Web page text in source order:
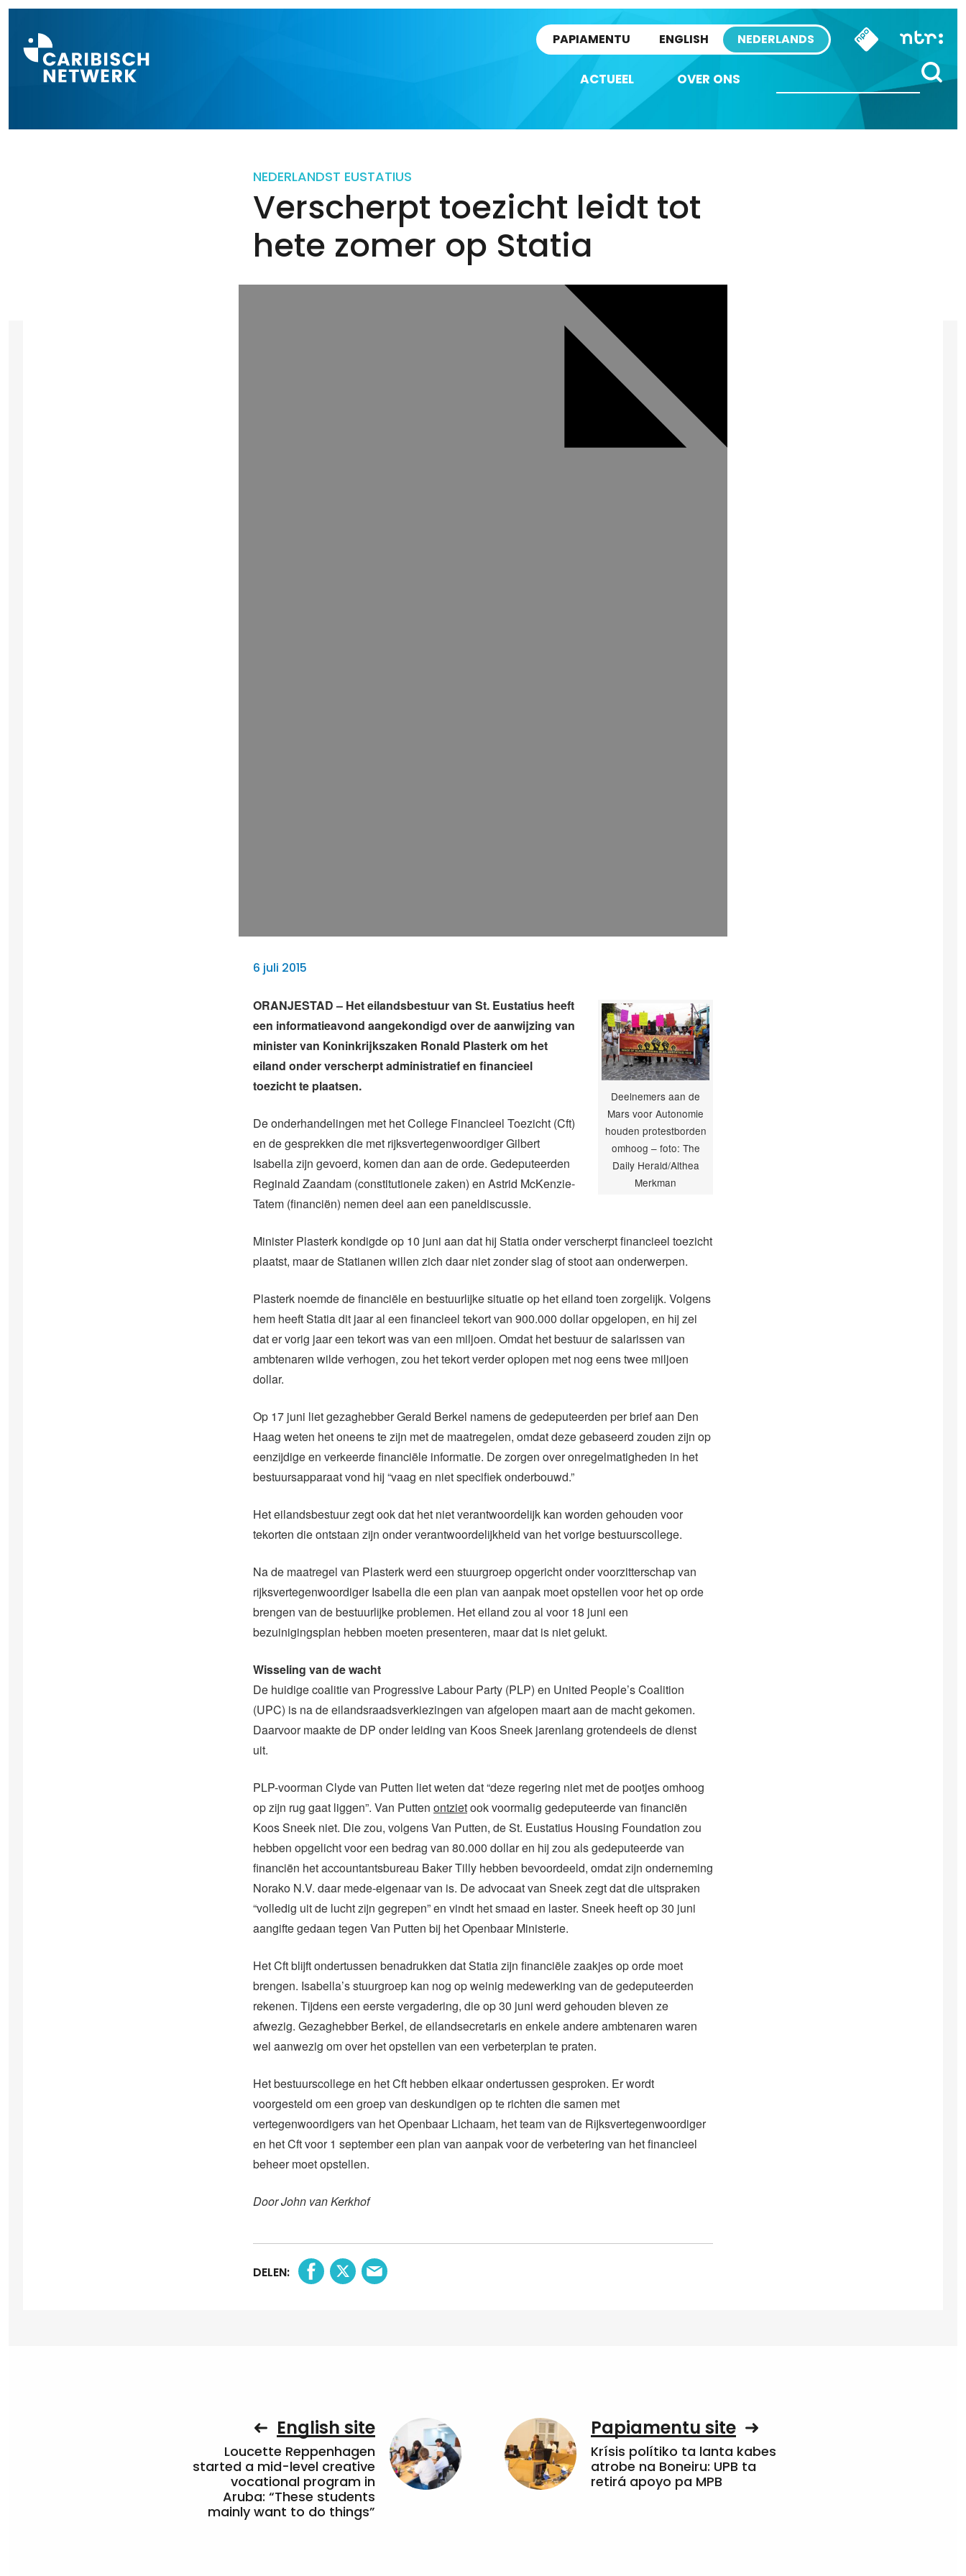
PAPIAMENTU ENGLISH NEDERLANDS
ACTUEEL OVER ONS
NEDERLANDST EUSTATIUS
Verscherpt toezicht leidt tot
hete zomer op Statia
6 juli 2015
Deelnemers aan de
Mars voor Autonomie
houden protestborden
omhoog – foto: The
Daily Herald/Althea
Merkman
ORANJESTAD – Het eilandsbestuur van St. Eustatius heeft
een informatieavond aangekondigd over de aanwijzing van
minister van Koninkrijkszaken Ronald Plasterk om het
eiland onder verscherpt administratief en financieel
toezicht te plaatsen.
De onderhandelingen met het College Financieel Toezicht (Cft)
en de gesprekken die met rijksvertegenwoordiger Gilbert
Isabella zijn gevoerd, komen dan aan de orde. Gedeputeerden
Reginald Zaandam (constitutionele zaken) en Astrid McKenzie-
Tatem (financiën) nemen deel aan een paneldiscussie.
Minister Plasterk kondigde op 10 juni aan dat hij Statia onder verscherpt financieel toezicht
plaatst, maar de Statianen willen zich daar niet zonder slag of stoot aan onderwerpen.
Plasterk noemde de financiële en bestuurlijke situatie op het eiland toen zorgelijk. Volgens
hem heeft Statia dit jaar al een financieel tekort van 900.000 dollar opgelopen, en hij zei
dat er vorig jaar een tekort was van een miljoen. Omdat het bestuur de salarissen van
ambtenaren wilde verhogen, zou het tekort verder oplopen met nog eens twee miljoen
dollar.
Op 17 juni liet gezaghebber Gerald Berkel namens de gedeputeerden per brief aan Den
Haag weten het oneens te zijn met de maatregelen, omdat deze gebaseerd zouden zijn op
eenzijdige en verkeerde financiële informatie. De zorgen over onregelmatigheden in het
bestuursapparaat vond hij “vaag en niet specifiek onderbouwd.”
Het eilandsbestuur zegt ook dat het niet verantwoordelijk kan worden gehouden voor
tekorten die ontstaan zijn onder verantwoordelijkheid van het vorige bestuurscollege.
Na de maatregel van Plasterk werd een stuurgroep opgericht onder voorzitterschap van
rijksvertegenwoordiger Isabella die een plan van aanpak moet opstellen voor het op orde
brengen van de bestuurlijke problemen. Het eiland zou al voor 18 juni een
bezuinigingsplan hebben moeten presenteren, maar dat is niet gelukt.
Wisseling van de wacht
De huidige coalitie van Progressive Labour Party (PLP) en United People’s Coalition
(UPC) is na de eilandsraadsverkiezingen van afgelopen maart aan de macht gekomen.
Daarvoor maakte de DP onder leiding van Koos Sneek jarenlang grotendeels de dienst
uit.
PLP-voorman Clyde van Putten liet weten dat “deze regering niet met de pootjes omhoog
op zijn rug gaat liggen”. Van Putten ontzietook voormalig gedeputeerde van financiën
Koos Sneek niet. Die zou, volgens Van Putten, de St. Eustatius Housing Foundation zou
hebben opgelicht voor een bedrag van 80.000 dollar en hij zou als gedeputeerde van
financiën het accountantsbureau Baker Tilly hebben bevoordeeld, omdat zijn onderneming
Norako N.V. daar mede-eigenaar van is. De advocaat van Sneek zegt dat die uitspraken
“volledig uit de lucht zijn gegrepen” en vindt het smaad en laster. Sneek heeft op 30 juni
aangifte gedaan tegen Van Putten bij het Openbaar Ministerie.
Het Cft blijft ondertussen benadrukken dat Statia zijn financiële zaakjes op orde moet
brengen. Isabella’s stuurgroep kan nog op weinig medewerking van de gedeputeerden
rekenen. Tijdens een eerste vergadering, die op 30 juni werd gehouden bleven ze
afwezig. Gezaghebber Berkel, de eilandsecretaris en enkele andere ambtenaren waren
wel aanwezig om over het opstellen van een verbeterplan te praten.
Het bestuurscollege en het Cft hebben elkaar ondertussen gesproken. Er wordt
voorgesteld om een groep van deskundigen op te richten die samen met
vertegenwoordigers van het Openbaar Lichaam, het team van de Rijksvertegenwoordiger
en het Cft voor 1 september een plan van aanpak voor de verbetering van het financieel
beheer moet opstellen.
Door John van Kerkhof
DELEN:
English site
Loucette Reppenhagen
started a mid-level creative
vocational program in
Aruba: “These students
mainly want to do things”
Papiamentu site
Krísis polítiko ta lanta kabes
atrobe na Boneiru: UPB ta
retirá apoyo pa MPB